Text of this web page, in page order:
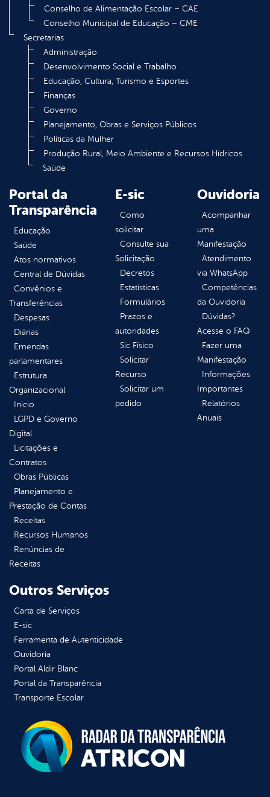
Conselho de Alimentação Escolar – CAE
Conselho Municipal de Educação – CME
Secretarias
Administração
Desenvolvimento Social e Trabalho
Educação, Cultura, Turismo e Esportes
Finanças
Governo
Planejamento, Obras e Serviços Públicos
Políticas da Mulher
Produção Rural, Meio Ambiente e Recursos Hídricos
Saúde
Portal da
Transparência
Educação
Saúde
Atos normativos
Central de Dúvidas
Convênios e
Transferências
Despesas
Diárias
Emendas
parlamentares
Estrutura
Organizacional
Inicio
LGPD e Governo
Digital
Licitações e
Contratos
Obras Públicas
Planejamento e
Prestação de Contas
Receitas
Recursos Humanos
Renúncias de
Receitas
E-sic
Como
solicitar
Consulte sua
Solicitação
Decretos
Estatísticas
Formulários
Prazos e
autoridades
Sic Físico
Solicitar
Recurso
Solicitar um
pedido
Ouvidoria
Acompanhar
uma
Manifestação
Atendimento
via WhatsApp
Competências
da Ouvidoria
Dúvidas?
Acesse o FAQ
Fazer uma
Manifestação
Informações
Importantes
Relatórios
Anuais
Outros Serviços
Carta de Serviços
E-sic
Ferramenta de Autenticidade
Ouvidoria
Portal Aldir Blanc
Portal da Transparência
Transporte Escolar